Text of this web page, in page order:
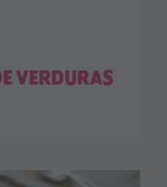
VERDURAS